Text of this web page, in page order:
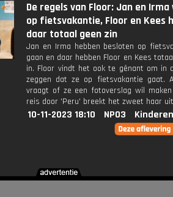
De regels van Floor: Jan en Irma
op fietsvakantie, Floor en Kees
daar totaal geen zin
Jan en Irma hebben besloten op
gaan en daar hebben Floor en Kees
in. Floor vindt het ook te gênant om in
zeggen dat ze op fietsvakantie gaat.
vraagt of ze een fotoverslag wil
reis door 'Peru' breekt het zweet haar
10-11-2023 18:10 NPO3